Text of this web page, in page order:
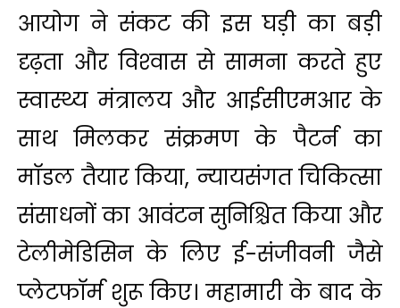
आयोग ने संकट की इस घड़ी का बड़ी
दृढ़ता और विश्‍वास से सामना करते हुए
स्वास्थ्य मंत्रालय और आईसीएमआर के
साथ मिलकर संक्रमण के पैटर्न का
मॉडल तैयार किया, न्‍यायसंगत चिकित्सा
संसाधनों का आवंटन सुनिश्चित किया और
टेलीमेडिसिन के लिए ई-संजीवनी जैसे
प्लेटफॉर्म शुरू किए। महामारी के बाद के